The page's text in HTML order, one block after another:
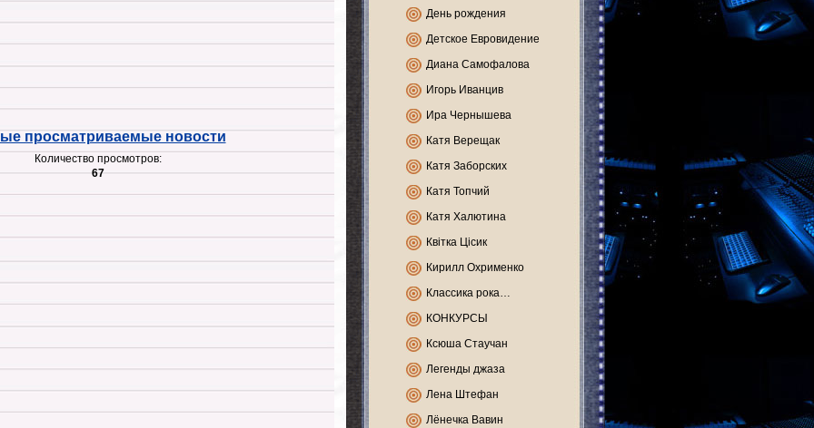
просматриваемые новости
Количество просмотров:
67
День рождения
Детское Евровидение
Диана Самофалова
Игорь Иванцив
Ира Чернышева
Катя Верещак
Катя Заборских
Катя Топчий
Катя Халютина
Квітка Цісик
Кирилл Охрименко
Классика рока…
КОНКУРСЫ
Ксюша Стаучан
Легенды джаза
Лена Штефан
Лёнечка Вавин